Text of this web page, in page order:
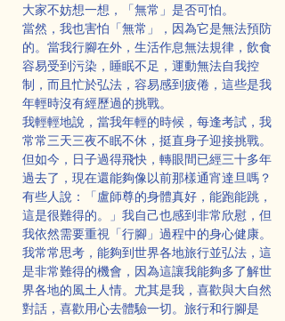
大家不妨想一想，「無常」是否可怕。
當然，我也害怕「無常」，因為它是無法預防
的。當我行腳在外，生活作息無法規律，飲食
容易受到污染，睡眠不足，運動無法自我控
制，而且忙於弘法，容易感到疲倦，這些是我
年輕時沒有經歷過的挑戰。
我輕輕地說，當我年輕的時候，每逢考試，我
常常三天三夜不眠不休，挺直身子迎接挑戰。
但如今，日子過得飛快，轉眼間已經三十多年
過去了，現在還能夠像以前那樣通宵達旦嗎？
有些人說：「盧師尊的身體真好，能跑能跳，
這是很難得的。」我自己也感到非常欣慰，但
我依然需要重視「行腳」過程中的身心健康。
我常常思考，能夠到世界各地旅行並弘法，這
是非常難得的機會，因為這讓我能夠多了解世
界各地的風土人情。尤其是我，喜歡與大自然
對話，喜歡用心去體驗一切。旅行和行腳是